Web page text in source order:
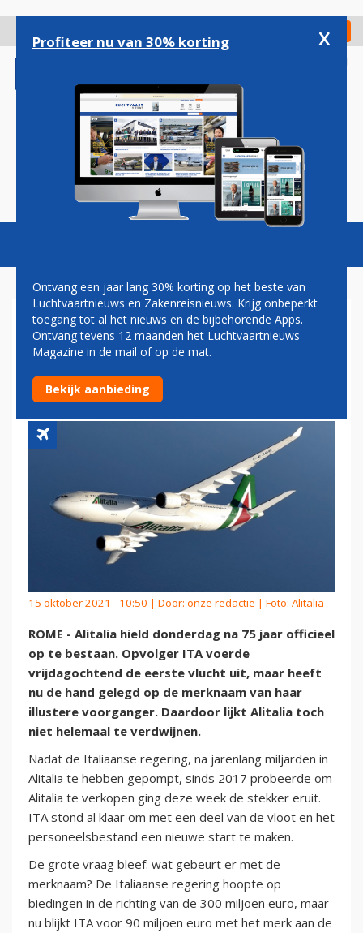
gaan
Check in
Magazine Podcasts Vacatures
ITA WINT BIEDINGSSTRIJD,
MERKNAAM ALITALIA LEEFT
VOORT
15 oktober 2021 - 10:50 | Door: onze redactie | Foto: Alitalia
ROME - Alitalia hield donderdag na 75 jaar officieel
op te bestaan. Opvolger ITA voerde
vrijdagochtend de eerste vlucht uit, maar heeft
nu de hand gelegd op de merknaam van haar
illustere voorganger. Daardoor lijkt Alitalia toch
niet helemaal te verdwijnen.
Nadat de Italiaanse regering, na jarenlang miljarden in
Alitalia te hebben gepompt, sinds 2017 probeerde om
Alitalia te verkopen ging deze week de stekker eruit.
ITA stond al klaar om met een deel van de vloot en het
personeelsbestand een nieuwe start te maken.
De grote vraag bleef: wat gebeurt er met de
merknaam? De Italiaanse regering hoopte op
biedingen in de richting van de 300 miljoen euro, maar
nu blijkt ITA voor 90 miljoen euro met het merk aan de
Profiteer nu van 30% korting x
Ontvang een jaar lang 30% korting op het beste van
Luchtvaartnieuws en Zakenreisnieuws. Krijg onbeperkt
toegang tot al het nieuws en de bijbehorende Apps.
Ontvang tevens 12 maanden het Luchtvaartnieuws
Magazine in de mail of op de mat.
Bekijk aanbieding